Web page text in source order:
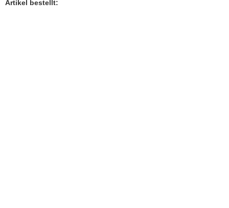
Artikel bestellt: